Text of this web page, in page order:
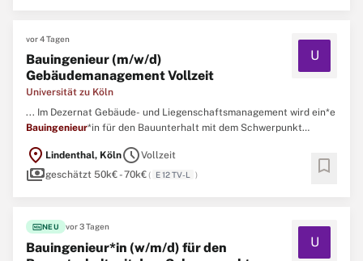
vor 4 Tagen
Bauingenieur (m/w/d)
Gebäudemanagement Vollzeit
Universität zu Köln
U
... Im Dezernat Gebäude- und Liegenschaftsmanagement wird ein*e
Bauingenieur*in für den Bauunterhalt mit dem Schwerpunkt
Technisches Gebäudemanagement gesucht. ...
location_on Lindenthal, KölnscheduleVollzeit
paymentsgeschätzt 50k€ - 70k€( E 12 TV-L ) bookmark
fiber_newNEU vor 3 Tagen
Bauingenieur*in (w/m/d) für den
U